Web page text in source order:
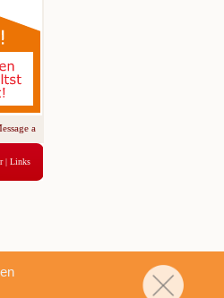
ab nur 5,95 € für 3 Tage!
| Links